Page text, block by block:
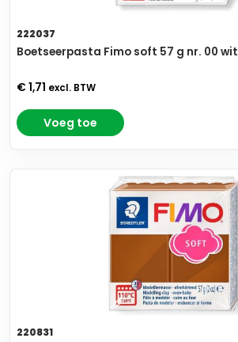
222037
Boetseerpasta Fimo soft 57 g nr. 00 wit
€ 1,71 excl. BTW
Voeg toe
220831